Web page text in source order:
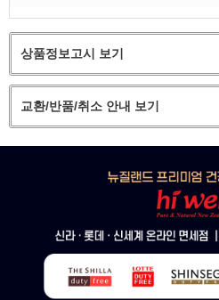
상품정보고시 보기
교환/반품/취소 안내 보기